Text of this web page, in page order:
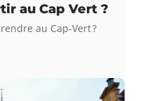
au Cap Vert ?
au Cap-Vert ?